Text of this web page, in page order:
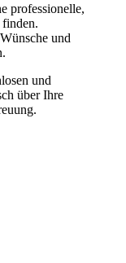
professionelle,
und
und
über Ihre